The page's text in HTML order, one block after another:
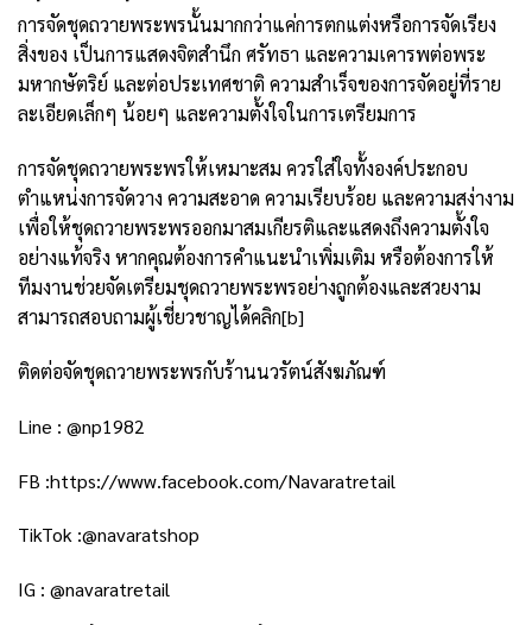
การจัดชุดถวายพระพรนั้นมากกว่าแค่การตกแต่งหรือการจัดเรียง
สิ่งของ เป็นการแสดงจิตสำนึก ศรัทธา และความเคารพต่อพระ
มหากษัตริย์ และต่อประเทศชาติ ความสำเร็จของการจัดอยู่ที่ราย
ละเอียดเล็กๆ น้อยๆ และความตั้งใจในการเตรียมการ
การจัดชุดถวายพระพรให้เหมาะสม ควรใส่ใจทั้งองค์ประกอบ
ตำแหน่งการจัดวาง ความสะอาด ความเรียบร้อย และความสง่างาม
เพื่อให้ชุดถวายพระพรออกมาสมเกียรติและแสดงถึงความตั้งใจ
อย่างแท้จริง หากคุณต้องการคำแนะนำเพิ่มเติม หรือต้องการให้
ทีมงานช่วยจัดเตรียมชุดถวายพระพรอย่างถูกต้องและสวยงาม
สามารถสอบถามผู้เชี่ยวชาญได้คลิก[b]
ติดต่อจัดชุดถวายพระพรกับร้านนวรัตน์สังฆภัณฑ์
Line : @np1982
FB :https://www.facebook.com/Navaratretail
TikTok :@navaratshop
IG : @navaratretail